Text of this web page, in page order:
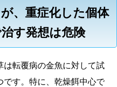
、重症化した個体
す発想は危険
は転覆病の金魚に対して試
す。特に、乾燥餌中心で